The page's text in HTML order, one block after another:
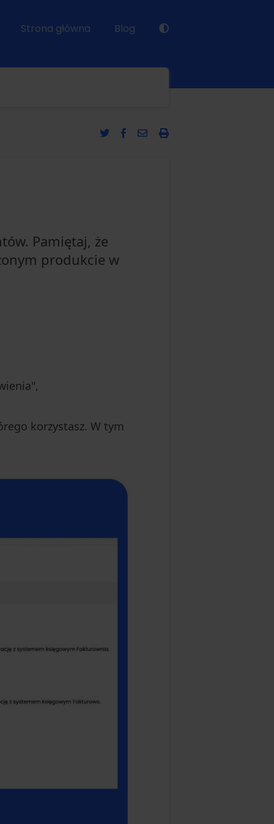
Strona główna Blog
Pamiętaj, że
produkcie w
korzystasz. W tym